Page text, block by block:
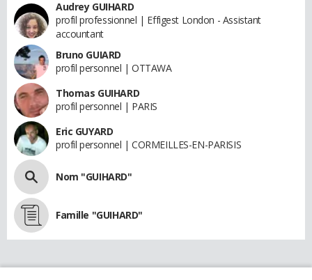
Audrey GUIHARD
profil professionnel | Effigest London - Assistant
accountant
Bruno GUIARD
profil personnel | OTTAWA
Thomas GUIHARD
profil personnel | PARIS
Eric GUYARD
profil personnel | CORMEILLES-EN-PARISIS
Nom "GUIHARD"
Famille "GUIHARD"